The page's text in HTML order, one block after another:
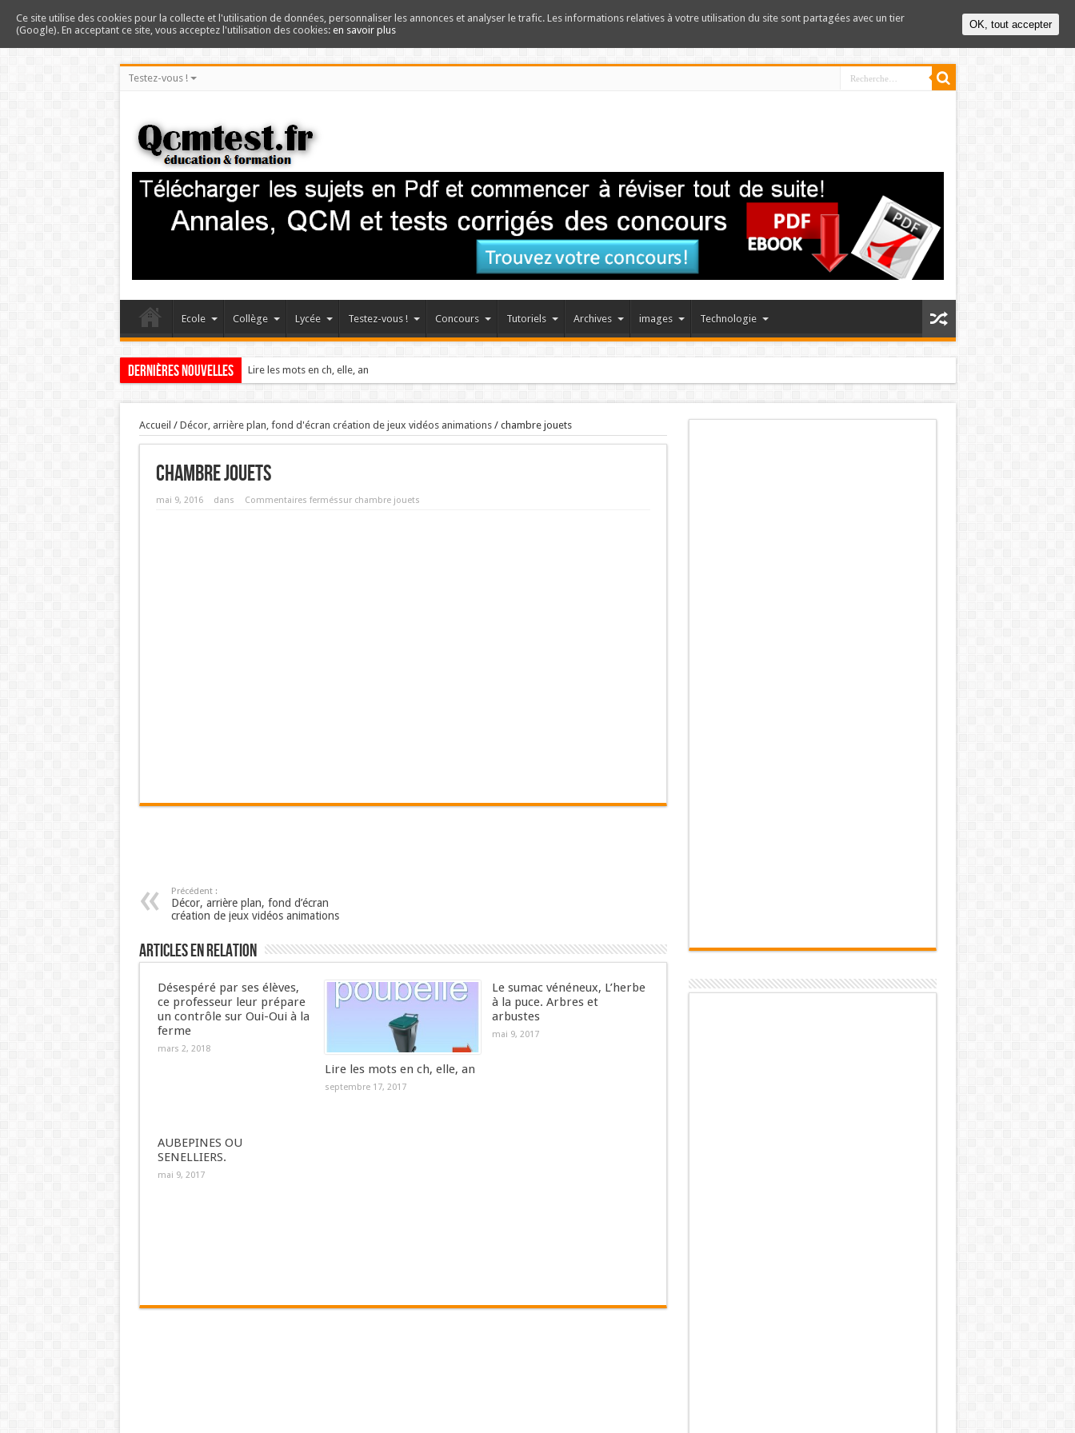
Testez-vous !
Ecole Collège Lycée Testez-vous ! Concours Tutoriels Archives images Technologie
Dernières nouvelles Lire les mots en ch, elle, an
Accueil / Décor, arrière plan, fond d'écran création de jeux vidéos animations/ chambre jouets
chambre jouets
mai 9, 2016 dans Commentaires ferméssur chambre jouets
Précédent :
Décor, arrière plan, fond d’écran
création de jeux vidéos animations
Articles en relation
Désespéré par ses élèves,
ce professeur leur prépare
un contrôle sur Oui-Oui à la
ferme
mars 2, 2018
Lire les mots en ch, elle, an
septembre 17, 2017
Le sumac vénéneux, L’herbe
à la puce. Arbres et
arbustes
mai 9, 2017
AUBEPINES OU
SENELLIERS.
mai 9, 2017
Ce site utilise des cookies pour la collecte et l'utilisation de données, personnaliser les annonces et analyser le trafic. Les informations relatives à votre utilisation du site sont partagées avec un tier
(Google). En acceptant ce site, vous acceptez l'utilisation des cookies: en savoir plus OK, tout accepter